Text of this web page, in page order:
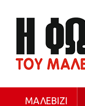
ΜΑΛΕΒΊΖΙ